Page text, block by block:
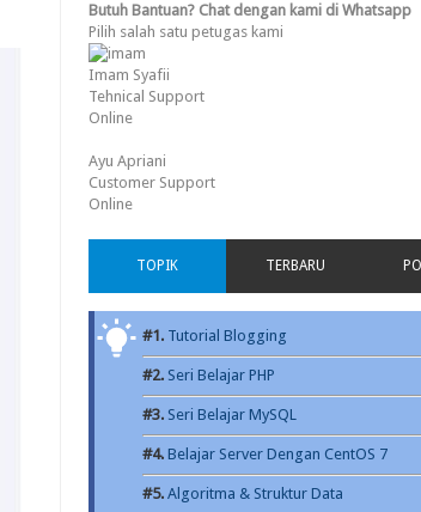
Butuh Bantuan? Chat dengan kami di Whatsapp
Pilih salah satu petugas kami
Imam Syafii
Tehnical Support
Online
Ayu Apriani
Customer Support
Online
TOPIK TERBARU
#1. Tutorial Blogging
#2. Seri Belajar PHP
#3. Seri Belajar MySQL
#4.Belajar Server Dengan CentOS 7
#5.Algoritma & Struktur Data